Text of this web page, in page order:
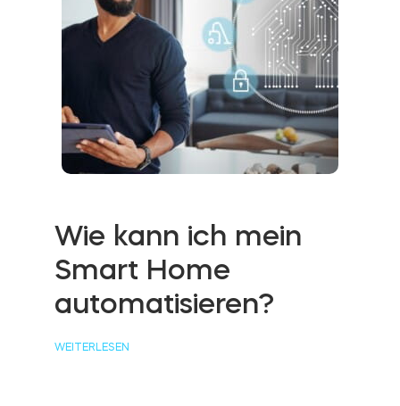
Wie kann ich mein
Smart Home
automatisieren?
WEITERLESEN